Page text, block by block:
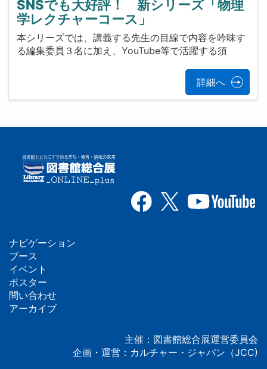
SNSでも大好評！ 新シリーズ「物理
学レクチャーコース」
本シリーズでは、講義する先生の目線で内容を吟味す
る編集委員３名に加え、YouTube等で活躍する須
詳細へ
フ
ッ
タ
ナビゲーション
ブース
イベント
ポスター
問い合わせ
アーカイブ
主催：図書館総合展運営委員会
企画・運営：カルチャー・ジャパン（JCC)